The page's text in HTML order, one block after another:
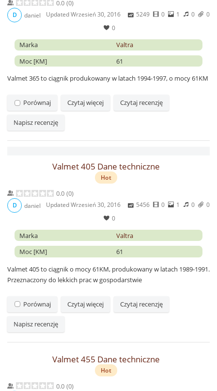
0.0 (0)
D daniel UpdatedWrzesień 30, 2016 5249 0 1 0
0
0
Marka
Valtra
Moc [KM]
61
Valmet 365 to ciągnik produkowany w latach 1994-1997, o mocy 61KM
Porównaj Czytaj więcej Czytaj recenzję
Napisz recenzję
Valmet 405 Dane techniczne
Hot
0.0 (0)
D daniel UpdatedWrzesień 30, 2016 5456 0 1 0
0
0
Marka
Valtra
Moc [KM]
61
Valmet 405 to ciągnik o mocy 61KM, produkowany w latach 1989-1991.
Przeznaczony do lekkich prac w gospodarstwie
Porównaj Czytaj więcej Czytaj recenzję
Napisz recenzję
Valmet 455 Dane techniczne
Hot
0.0 (0)